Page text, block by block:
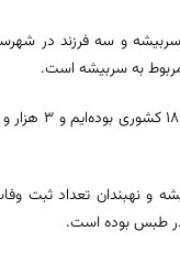
مادران دارای ۵ فرزند مربوط به درمیان،
مربوط به سربیشه است.
و نهبندان تعداد ثبت
طبس بوده است.